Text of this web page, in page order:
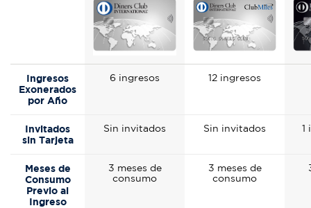
Ingresos
Exonerados
por Año
6 ingresos 12 ingresos
Invitados
sin Tarjeta
Sin invitados Sin invitados 1
Meses de
Consumo
Previo al
Ingreso
3 meses de
consumo
3 meses de
consumo